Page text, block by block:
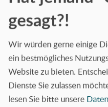
spüren, sich äußern,
miteinander umgehen,
Grenzen sind das
des anderen.
Was uns
gesagt?!
Wir würden gerne einige
ein bestmögliches
Website zu bieten.
Dienste Sie zulassen
lesen Sie bitte unsere